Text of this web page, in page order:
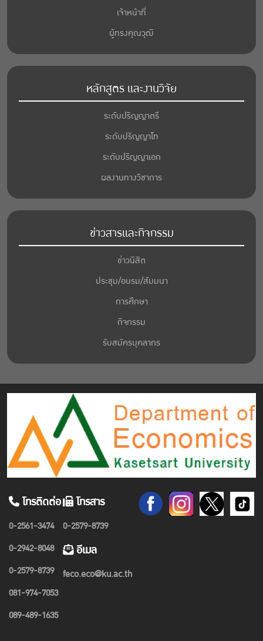
เจ้าหน้าที่
ผู้ทรงคุณวุฒิ
หลักสูตร และงานวิจัย
ระดับปริญญาตรี
ระดับปริญญาโท
ระดับปริญญาเอก
ผลงานทางวิชาการ
ข่าวสารและกิจกรรม
ข่าวนิสิต
ประชุม/อบรม/สัมมนา
การศึกษา
กิจกรรม
รับสมัครบุคลากร
โทรติดต่อ
0-2561-3474
0-2942-8048
0-2579-8739
081-974-7053
089-489-1635
โทรสาร
0-2579-8739
อีเมล
feco.eco@ku.ac.th